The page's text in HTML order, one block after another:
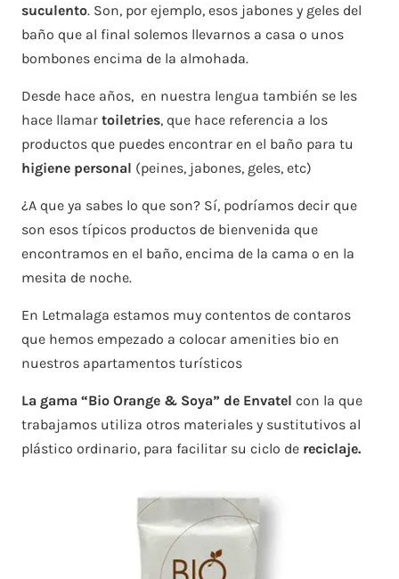
suculento. Son, por ejemplo, esos jabones y geles del
baño que al final solemos llevarnos a casa o unos
bombones encima de la almohada.
Desde hace años, en nuestra lengua también se les
hace llamar toiletries, que hace referencia a los
productos que puedes encontrar en el baño para tu
higiene personal (peines, jabones, geles, etc)
¿A que ya sabes lo que son? Sí, podríamos decir que
son esos típicos productos de bienvenida que
encontramos en el baño, encima de la cama o en la
mesita de noche.
En Letmalaga estamos muy contentos de contaros
que hemos empezado a colocar amenities bio en
nuestros apartamentos turísticos
La gama “Bio Orange & Soya” de Envatel con la que
trabajamos utiliza otros materiales y sustitutivos al
plástico ordinario, para facilitar su ciclo de reciclaje.